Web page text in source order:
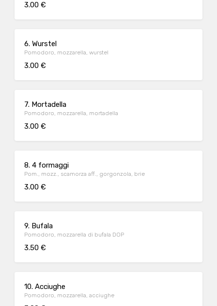
3.00 €
6. Wurstel
Pomodoro, mozzarella, wurstel
3.00 €
7. Mortadella
Pomodoro, mozzarella, mortadella
3.00 €
8. 4 formaggi
Pom., mozz., scamorza aff., gorgonzola, brie
3.00 €
9. Bufala
Pomodoro, mozzarella di bufala DOP
3.50 €
10. Acciughe
Pomodoro, mozzarella, acciughe